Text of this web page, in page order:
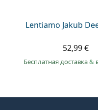
Lentiamo Jakub
52,99 €
Бесплатная доставка&